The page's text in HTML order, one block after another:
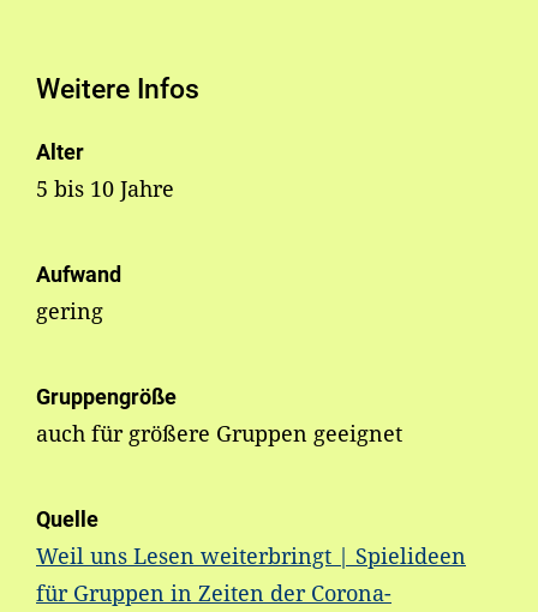
Weitere Infos
Alter
5 bis 10 Jahre
Aufwand
gering
Gruppengröße
auch für größere Gruppen geeignet
Quelle
Weil uns Lesen weiterbringt | Spielideen
für Gruppen in Zeiten der Corona-